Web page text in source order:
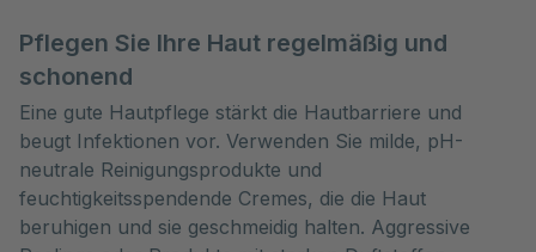
Pflegen Sie Ihre Haut regelmäßig und
schonend
Eine gute Hautpflege stärkt die Hautbarriere und
beugt Infektionen vor. Verwenden Sie milde, pH-
neutrale Reinigungsprodukte und
feuchtigkeitsspendende Cremes, die die Haut
beruhigen und sie geschmeidig halten. Aggressive